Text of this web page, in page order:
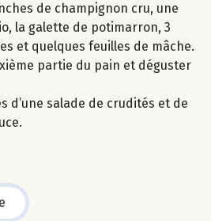
de champignon cru, une
la galette de potimarron, 3
et quelques feuilles de mâche.
partie du pain et déguster
d’une salade de crudités et de